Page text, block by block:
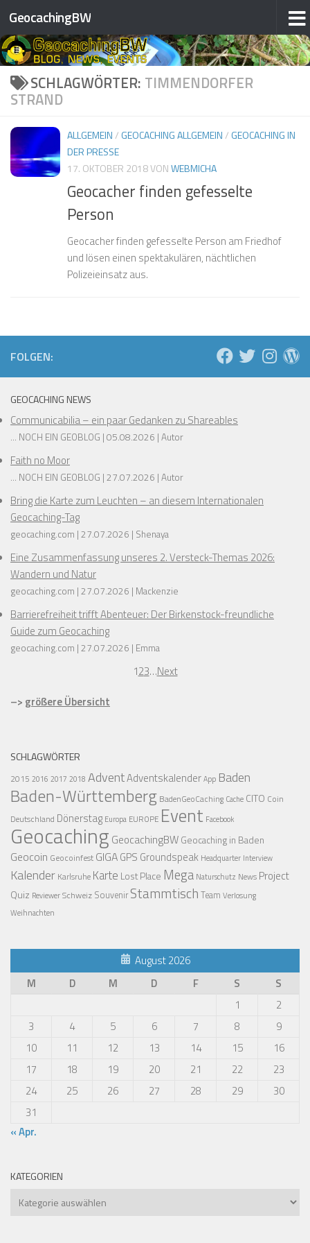
❅
❅
❅
❅
❅
❅
❅
❅
❅
❅
❅
❅
❅
❅
Zum Inhalt springen
GeocachingBW
SCHLAGWÖRTER: TIMMENDORFER
STRAND
ALLGEMEIN/ GEOCACHING ALLGEMEIN/ GEOCACHING IN
DER PRESSE
17. OKTOBER 2018VONWEBMICHA
Geocacher finden gefesselte
Person
Geocacher finden gefesselte Person am Friedhof
und lösen einen spektakulären, nächtlichen
Polizeieinsatz aus.
FOLGEN:
GEOCACHING NEWS
Communicabilia – ein paar Gedanken zu Shareables
... NOCH EIN GEOBLOG 05.08.2026 Autor
Faith no Moor
... NOCH EIN GEOBLOG 27.07.2026 Autor
Bring die Karte zum Leuchten – an diesem Internationalen
Geocaching-Tag
geocaching.com 27.07.2026 Shenaya
Eine Zusammenfassung unseres 2. Versteck-Themas 2026:
Wandern und Natur
geocaching.com 27.07.2026 Mackenzie
Barrierefreiheit trifft Abenteuer: Der Birkenstock-freundliche
Guide zum Geocaching
geocaching.com 27.07.2026 Emma
123…Next
–> größere Übersicht
SCHLAGWÖRTER
2015 2016 2017 2018 AdventAdventskalenderApp Baden
Baden-Württemberg BadenGeoCaching Cache CITO Coin
Deutschland Dönerstag Europa EUROPE Event Facebook
Geocaching GeocachingBW Geocaching in Baden
Geocoin Geocoinfest GIGAGPS Groundspeak Headquarter Interview
Kalender Karlsruhe Karte Lost Place Mega Naturschutz News Project
Quiz ReviewerSchweiz Souvenir Stammtisch Team Verlosung
Weihnachten
August 2026
M
D M D F S
S
1
2
3
4 5 6 7 8
9
10
11 12 13 14 15
16
17
18 19 20 21 22
23
24
25 26 27 28 29
30
31
« Apr.
KATEGORIEN
Kategorien